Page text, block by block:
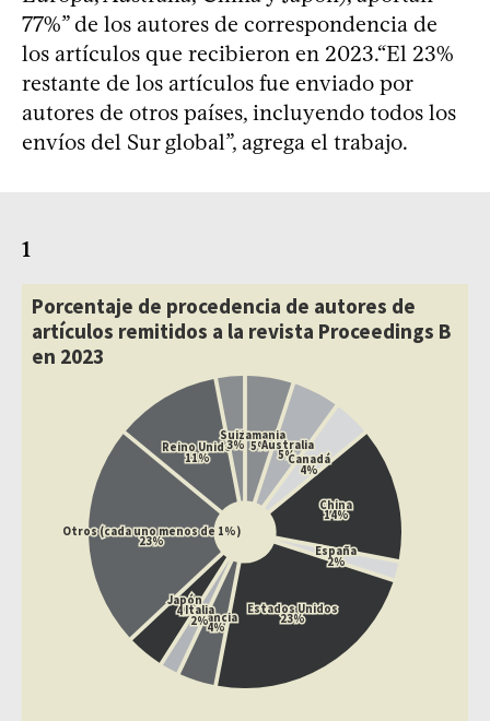
77%” de los autores de correspondencia de
los artículos que recibieron en 2023.“El 23%
restante de los artículos fue enviado por
autores de otros países, incluyendo todos los
envíos del Sur global”, agrega el trabajo.
1